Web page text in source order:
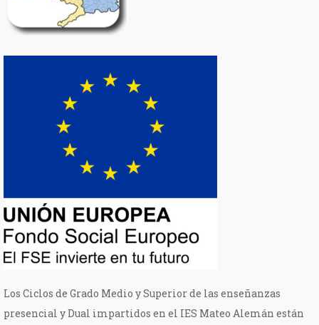
Los Ciclos de Grado Medio y Superior de las enseñanzas
presencial y Dual impartidos en el IES Mateo Alemán están